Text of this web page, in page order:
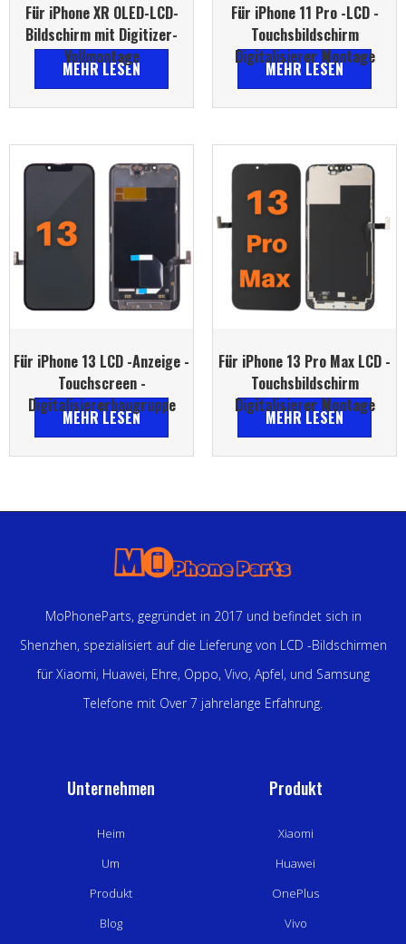
Für iPhone XR OLED-LCD-
Bildschirm mit Digitizer-
Vollmontage
MEHR LESEN
Für iPhone 11 Pro -LCD -
Touchsbildschirm
Digitalisierer Montage
MEHR LESEN
Für iPhone 13 LCD -Anzeige -
Touchscreen -
Digitalisiererbaugruppe
MEHR LESEN
Für iPhone 13 Pro Max LCD -
Touchsbildschirm
Digitalisierer Montage
MEHR LESEN
MoPhoneParts, gegründet in 2017 und befindet sich in
Shenzhen, spezialisiert auf die Lieferung von LCD -Bildschirmen
für Xiaomi, Huawei, Ehre, Oppo, Vivo, Apfel, und Samsung
Telefone mit Over 7 jahrelange Erfahrung.
Unternehmen
Heim
Um
Produkt
Blog
Produkt
Xiaomi
Huawei
OnePlus
Vivo